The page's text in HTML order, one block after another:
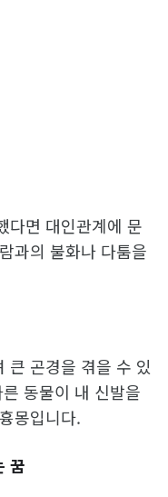
다면 대인관계에 문
과의 불화나 다툼을
큰 곤경을 겪을 수 있
동물이 내 신발을
몽입니다.
꿈